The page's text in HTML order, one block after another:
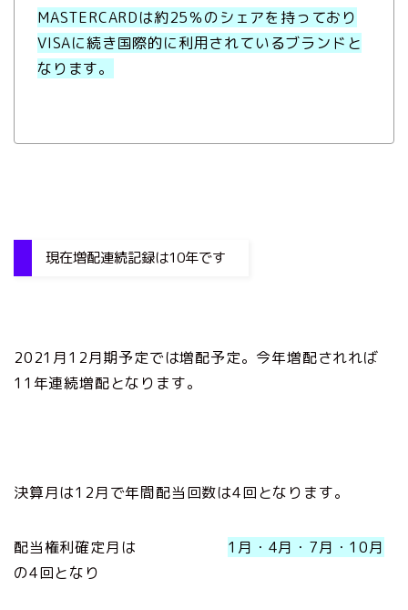
MASTERCARDは約25％のシェアを持っており
VISAに続き国際的に利用されているブランドと
なります。
現在増配連続記録は10年です
2021月12月期予定では増配予定。今年増配されれば
11年連続増配となります。
決算月は12月で年間配当回数は4回となります。
配当権利確定月は 1月・4月・7月・10月
の4回となり